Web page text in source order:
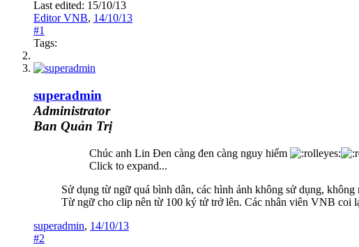
Last edited: 15/10/13
Editor VNB, 14/10/13
#1
Tags:
superadmin
Administrator
Ban Quản Trị
Chúc anh Lin Đen càng đen càng nguy hiểm
Click to expand...
Sử dụng từ ngữ quá bình dân, các hình ảnh không sử dụng,
Từ ngữ cho clip nên từ 100 ký tử trở lên. Các nhân viên VNB coi
superadmin, 14/10/13
#2